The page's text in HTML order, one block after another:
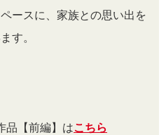
ースに、家族との思い出を
す。
品【前編】はこちら